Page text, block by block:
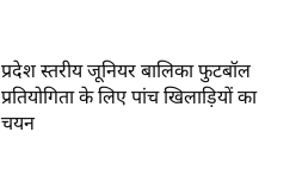
प्रदेश स्तरीय जूनियर बालिका फुटबॉल
प्रतियोगिता के लिए पांच खिलाड़ियों का
चयन